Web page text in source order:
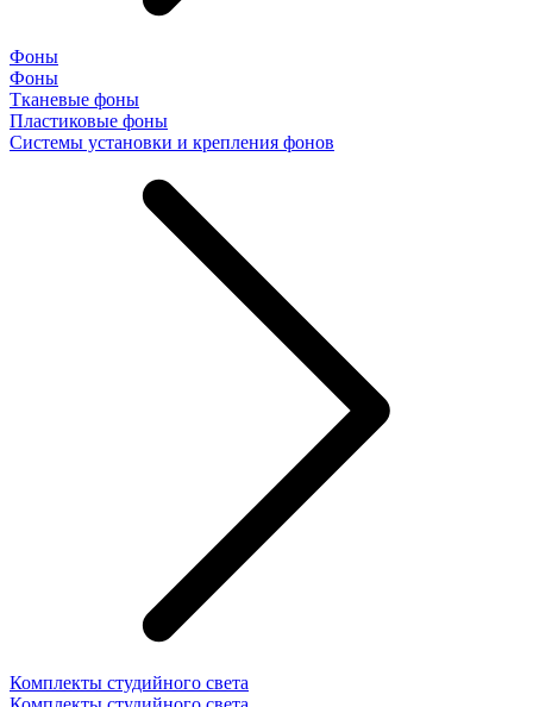
Фоны
Фоны
Тканевые фоны
Пластиковые фоны
Системы установки и крепления фонов
Комплекты студийного света